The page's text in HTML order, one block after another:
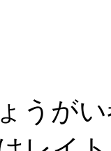
うがい